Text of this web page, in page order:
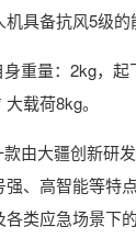
具备抗风5级的
重量：2kg，起
载荷8kg。
由大疆创新研
、高智能等特
类应急场景下